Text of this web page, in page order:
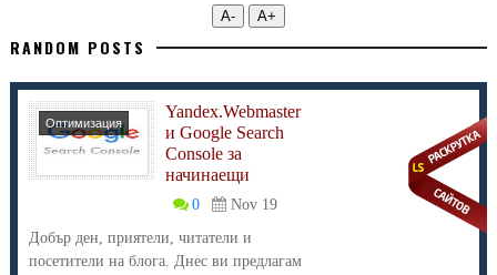
А- А+
RANDOM POSTS
Оптимизация
Yandex.Webmaster
и Google Search
Console за
начинаещи
0
Nov 19
Добър ден, приятели, читатели и
посетители на блога. Днес ви предлагам